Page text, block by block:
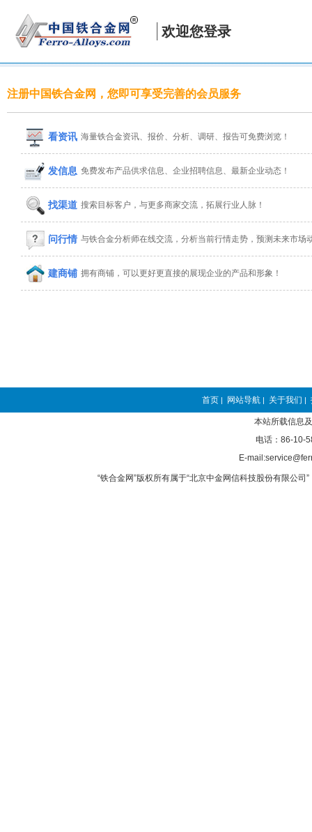
欢迎您登录
注册中国铁合金网，您即可享受完善的会员服务
看资讯 海量铁合金资讯、报价、分析、调研、报告可免费浏览！
发信息 免费发布产品供求信息、企业招聘信息、最新企业动态！
找渠道 搜索目标客户，与更多商家交流，拓展行业人脉！
问行情 与铁合金分析师在线交流，分析当前行情走势，预测未来市场
建商铺 拥有商铺，可以更好更直接的展现企业的产品和形象！
首页 | 网站导航 | 关于我们 |
本站所载信息
电话：86-10-
E-
“铁合金网”版权所有属于“北京中金网信科技股份有限公司